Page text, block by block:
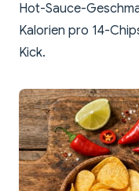
Hot-Sauce-
Kalorien pro 14-
Kick.